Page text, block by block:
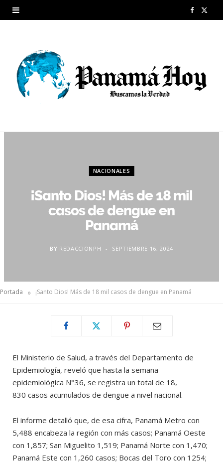
F
b
NACIONALES
¡Santo Dios! Más de 18 mil
casos de dengue en
Panamá
BY REDACCIONPH SEPTIEMBRE 16, 2024
Portada » ¡Santo Dios! Más de 18 mil casos de dengue en Panamá
El Ministerio de Salud, a través del Departamento de
Epidemiología, reveló que hasta la semana
epidemiológica N°36, se registra un total de 18,
830 casos acumulados de dengue a nivel nacional.
El informe detalló que, de esa cifra, Panamá Metro con
5,488 encabeza la región con más casos; Panamá Oeste
con 1,857; San Miguelito 1,519; Panamá Norte con 1,470;
Panamá Este con 1,260 casos; Bocas del Toro con 1254;